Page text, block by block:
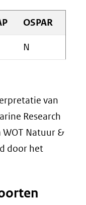
OSPAR
N
van
Research
Natuur &
door het